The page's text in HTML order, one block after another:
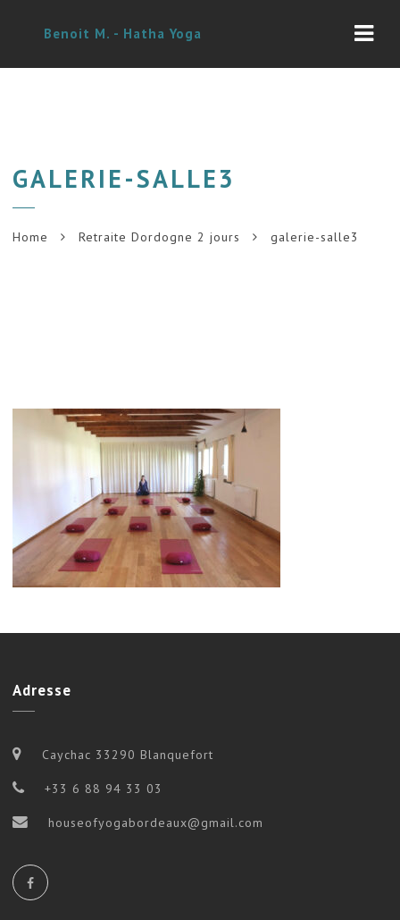
Benoit M. - Hatha Yoga
GALERIE-SALLE3
Home Retraite Dordogne 2 jours galerie-salle3
Adresse
Caychac 33290 Blanquefort
+33 6 88 94 33 03
houseofyogabordeaux@gmail.com